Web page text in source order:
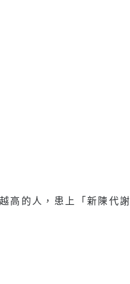
高的人，患上「新陳代謝